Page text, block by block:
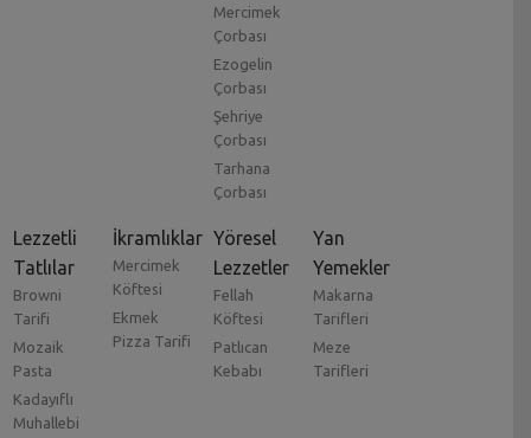
Mercimek
Çorbası
Ezogelin
Çorbası
Şehriye
Çorbası
Tarhana
Çorbası
Lezzetli
Tatlılar
Browni
Tarifi
Mozaik
Pasta
Kadayıflı
Muhallebi
İkramlıklar
Mercimek
Köftesi
Ekmek
Pizza Tarifi
Yöresel
Lezzetler
Fellah
Köftesi
Patlıcan
Kebabı
Yan
Yemekler
Makarna
Tarifleri
Meze
Tarifleri